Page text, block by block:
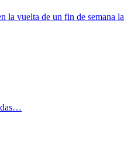
la vuelta de un fin de semana